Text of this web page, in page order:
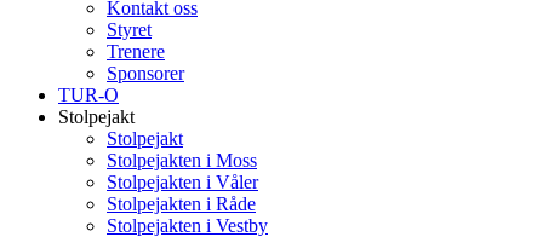
Kontakt oss
Styret
Trenere
Sponsorer
TUR-O
Stolpejakt
Stolpejakt
Stolpejakten i Moss
Stolpejakten i Våler
Stolpejakten i Råde
Stolpejakten i Vestby